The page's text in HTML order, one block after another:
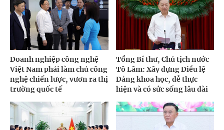
Doanh nghiệp công nghệ
Việt Nam phải làm chủ công
nghệ chiến lược, vươn ra thị
trường quốc tế
Tổng Bí thư, Chủ tịch nước
Tô Lâm: Xây dựng Điều lệ
Đảng khoa học, dễ thực
hiện và có sức sống lâu dài